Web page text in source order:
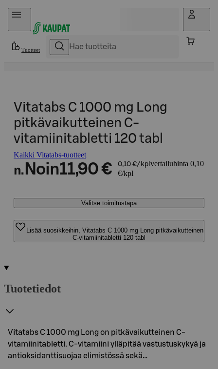
Hyppää sisältöön
Tuotteet
Vitatabs C 1000 mg Long
pitkävaikutteinen C-
vitamiinitabletti 120 tabl
Kaikki Vitatabs-tuotteet
n. Noin11,90 € 0,10 €/kpl vertailuhinta 0,10
€/kpl
Valitse toimitustapa
Lisää suosikkeihin, Vitatabs C 1000 mg Long pitkävaikutteinen
C-vitamiinitabletti 120 tabl
Tuotetiedot
Vitatabs C 1000 mg Long on pitkävaikutteinen C-
vitamiinitabletti. C-vitamiini ylläpitää vastustuskykyä ja
antioksidanttisuojaa elimistössä sekä…